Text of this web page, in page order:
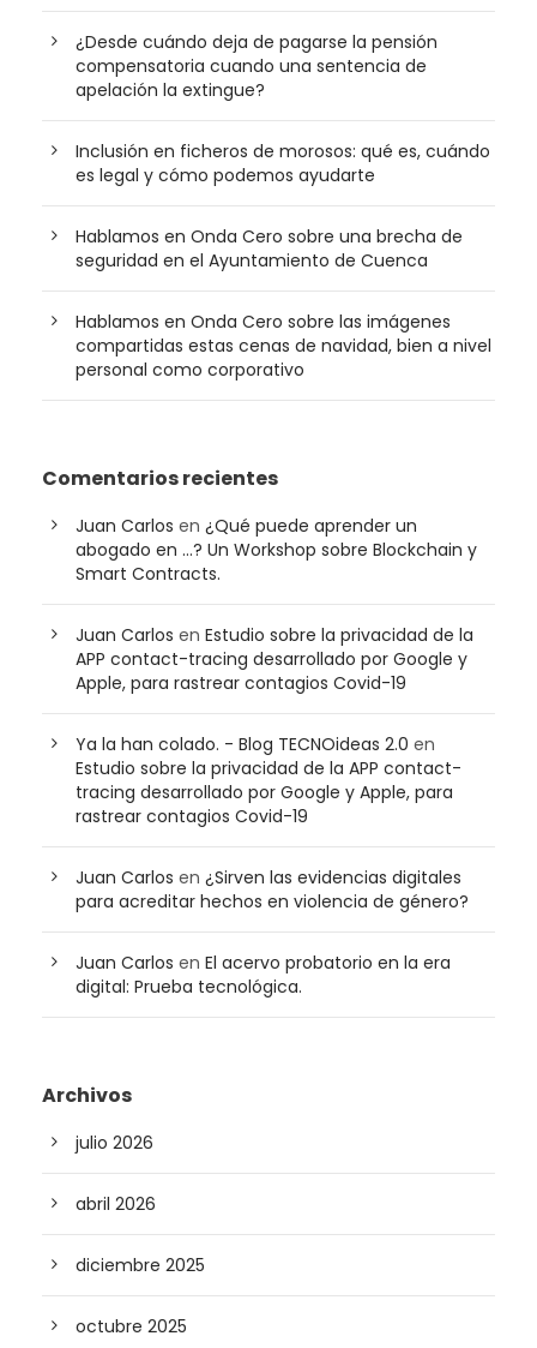
¿Desde cuándo deja de pagarse la pensión
compensatoria cuando una sentencia de
apelación la extingue?
Inclusión en ficheros de morosos: qué es, cuándo
es legal y cómo podemos ayudarte
Hablamos en Onda Cero sobre una brecha de
seguridad en el Ayuntamiento de Cuenca
Hablamos en Onda Cero sobre las imágenes
compartidas estas cenas de navidad, bien a nivel
personal como corporativo
Comentarios recientes
Juan Carlos en ¿Qué puede aprender un
abogado en …? Un Workshop sobre Blockchain y
Smart Contracts.
Juan Carlos en Estudio sobre la privacidad de la
APP contact-tracing desarrollado por Google y
Apple, para rastrear contagios Covid-19
Ya la han colado. - Blog TECNOideas 2.0 en
Estudio sobre la privacidad de la APP contact-
tracing desarrollado por Google y Apple, para
rastrear contagios Covid-19
Juan Carlos en ¿Sirven las evidencias digitales
para acreditar hechos en violencia de género?
Juan Carlos en El acervo probatorio en la era
digital: Prueba tecnológica.
Archivos
julio 2026
abril 2026
diciembre 2025
octubre 2025